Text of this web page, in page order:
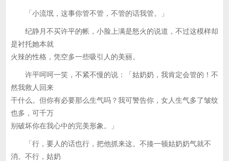
「小流氓，这事你管不管，不管的话我管。」
纪静月不买许平的帐，小脸上满是怒火的说道，不过这模样却
是衬托她本就
火辣的性格，凭空多一些吸引人的美丽。
许平呵呵一笑，不紧不慢的说：「姑奶奶，我肯定会管的！不
然我救人回来
干什么。但你有必要那么生气吗？我可警告你，女人生气多了皱纹
也多，可千万
别破坏你在我心中的完美形象。」
「行，要人的话也行，把他抓来这。不揍一顿姑奶奶气就不
消。不行，姑奶